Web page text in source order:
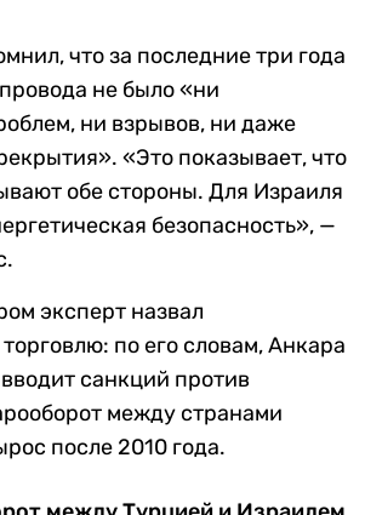
что за последние три года
не было «ни
ни взрывов, ни даже
«Это показывает, что
обе стороны. Для Израиля
безопасность», —
эксперт назвал
по его словам, Анкара
санкций против
между странами
после 2010 года.